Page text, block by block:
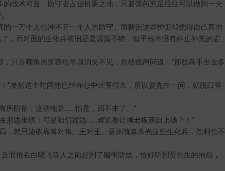
术可言，防守者占据机要之地，只要弹药充足往往可以做到一夫
万个人也冲不开一个人的防守。而赌街这些护卫却觉得自己真的
，而对面的生化兵依旧还是源源不绝，似乎根本没有停止补充的迹
是嘴角的笑容也早就消失不见，忽然低声问道：“那些高手出去多
显然这个时间他已经在心中计算很久，所以贾先生一问，就脱口答
防备，这些地阶……怕是，回不来了。”
边坐镇！可是咱们这边……难道要让顾老板亲自上场？！”
就只能依靠将对将、王对王。否则就算杀光这些生化兵，胜利也不
抢在白晓飞等人之前赶到了赌街防线，恰好听到贾先生的抱怨，